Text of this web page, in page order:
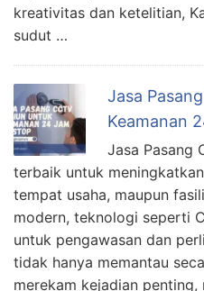
kreativitas dan ketelitian,
sudut …
Jasa
Keamanan
Jasa Pasang
terbaik untuk
tempat usaha, maupun
modern, teknologi seperti
untuk pengawasan dan
tidak hanya memantau
merekam kejadian penting,